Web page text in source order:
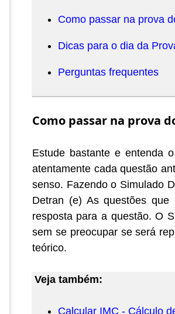
Como passar na prova
Dicas para o dia da
Perguntas frequentes
Como passar na prova
Estude bastante e entenda
atentamente cada questão
senso. Fazendo o Simulado
Detran (e) As questões
resposta para a questão. O
sem se preocupar se será
teórico.
Veja também:
Calcular IMC - Cálculo